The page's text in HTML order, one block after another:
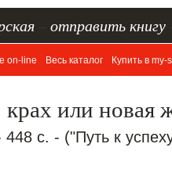
отправить книгу
on-line Весь каталог Купить в my-
или новая
с. - ("Путь к